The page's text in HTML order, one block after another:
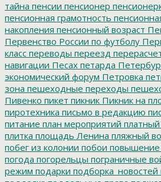
тайна пенсии пенсионер
пенсионная грамотность
накопления пенсионный возраст
Первенство России по футболу
класс переводы переезд
навигации Песах петарда
экономический форум Петровка
зона пешеходные переходы
Пивенко пикет пикник Пикник на
пиротехника письмо в редакцию
питание план мероприятий
плитка площадь Ленина пляжный
побег из колонии побои повышение
погода погорельцы пограничные
режим подарки подборка_новостей